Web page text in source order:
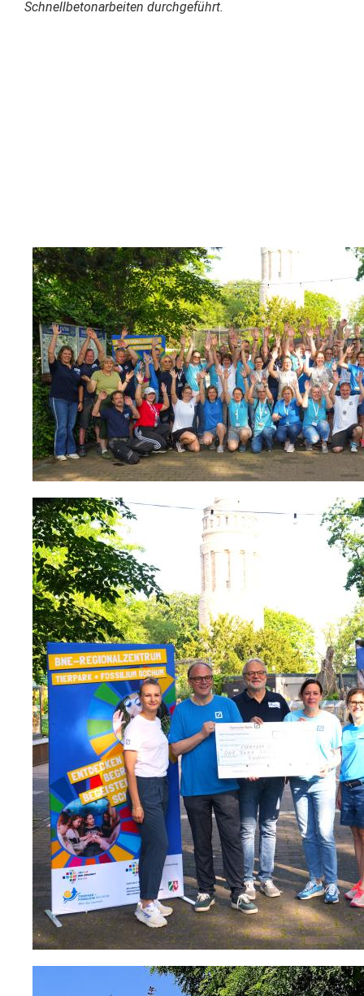
Schnellbetonarbeiten durchgeführt.